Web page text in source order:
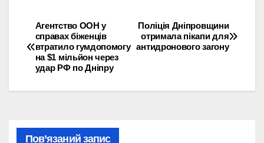
Навігація
записів
Поліція Дніпровщини
отримала пікапи для
антидронового загону
Агентство ООН у
справах біженців
втратило гумдопомогу
на $1 мільйон через
удар РФ по Дніпру
Пов’язаний запис